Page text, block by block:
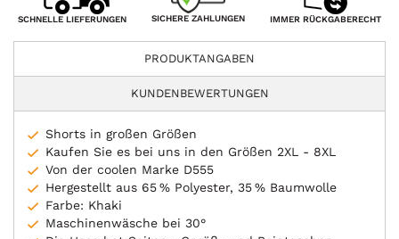
SCHNELLE LIEFERUNGEN SICHERE ZAHLUNGEN IMMER RÜCKGABERECHT
PRODUKTANGABEN
KUNDENBEWERTUNGEN
Shorts in großen Größen
Kaufen Sie es bei uns in den Größen 2XL - 8XL
Von der coolen Marke D555
Hergestellt aus 65 % Polyester, 35 % Baumwolle
Farbe: Khaki
Maschinenwäsche bei 30°